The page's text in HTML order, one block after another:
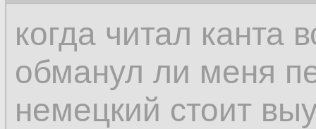
когда читал канта
обманул ли меня
немецкий стоит